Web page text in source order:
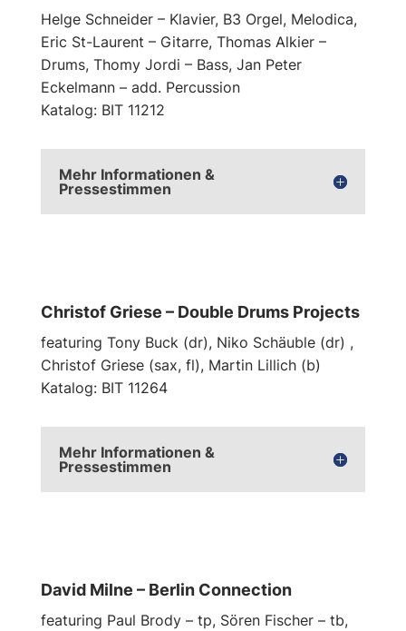
Helge Schneider – Klavier, B3 Orgel, Melodica,
Eric St-Laurent – Gitarre, Thomas Alkier –
Drums, Thomy Jordi – Bass, Jan Peter
Eckelmann – add. Percussion
Katalog: BIT 11212
Mehr Informationen &
Pressestimmen
Christof Griese – Double Drums Projects
featuring Tony Buck (dr), Niko Schäuble (dr) ,
Christof Griese (sax, fl), Martin Lillich (b)
Katalog: BIT 11264
Mehr Informationen &
Pressestimmen
David Milne – Berlin Connection
featuring Paul Brody – tp, Sören Fischer – tb,